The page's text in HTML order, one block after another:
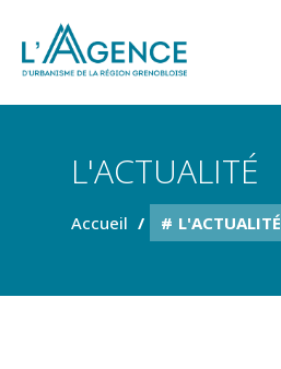
L'ACTUALITÉ
Accueil L'ACTUALITÉ